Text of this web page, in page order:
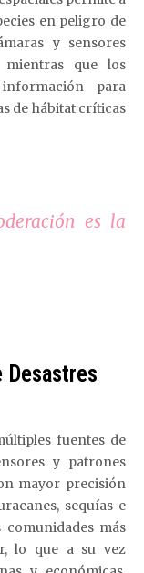
en peligro de
y sensores
mientras que los
para
de hábitat críticas
es la
fuentes de
y patrones
mayor precisión
sequías e
más
lo que a su vez